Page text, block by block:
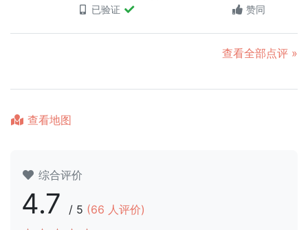
已验证
赞同
查看全部点评 »
查看地图
综合评价
4.7 / 5 (66 人评价)